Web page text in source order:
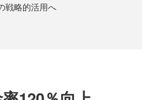
戦略的活用へ